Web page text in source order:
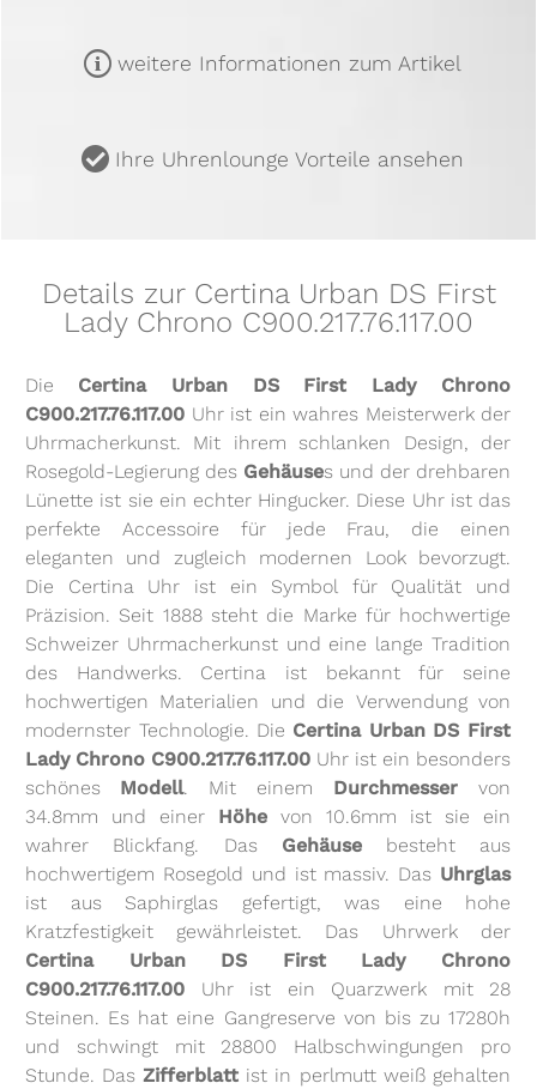
m weitere Informationen zum Artikel
u Ihre Uhrenlounge Vorteile ansehen
Details zur Certina Urban DS First
Lady Chrono C900.217.76.117.00
Die Certina Urban DS First Lady Chrono
C900.217.76.117.00 Uhr ist ein wahres Meisterwerk der
Uhrmacherkunst. Mit ihrem schlanken Design, der
Rosegold-Legierung des Gehäuses und der drehbaren
Lünette ist sie ein echter Hingucker. Diese Uhr ist das
perfekte Accessoire für jede Frau, die einen
eleganten und zugleich modernen Look bevorzugt.
Die Certina Uhr ist ein Symbol für Qualität und
Präzision. Seit 1888 steht die Marke für hochwertige
Schweizer Uhrmacherkunst und eine lange Tradition
des Handwerks. Certina ist bekannt für seine
hochwertigen Materialien und die Verwendung von
modernster Technologie. Die Certina Urban DS First
Lady Chrono C900.217.76.117.00 Uhr ist ein besonders
schönes Modell. Mit einem Durchmesser von
34.8mm und einer Höhe von 10.6mm ist sie ein
wahrer Blickfang. Das Gehäuse besteht aus
hochwertigem Rosegold und ist massiv. Das Uhrglas
ist aus Saphirglas gefertigt, was eine hohe
Kratzfestigkeit gewährleistet. Das Uhrwerk der
Certina Urban DS First Lady Chrono
C900.217.76.117.00 Uhr ist ein Quarzwerk mit 28
Steinen. Es hat eine Gangreserve von bis zu 17280h
und schwingt mit 28800 Halbschwingungen pro
Stunde. DasZifferblatt ist in perlmutt weiß gehalten